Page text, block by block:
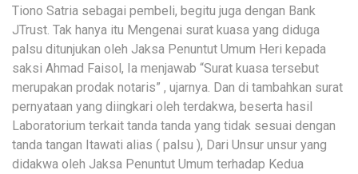
Tiono Satria sebagai pembeli, begitu juga dengan Bank
JTrust. Tak hanya itu Mengenai surat kuasa yang diduga
palsu ditunjukan oleh Jaksa Penuntut Umum Heri kepada
saksi Ahmad Faisol, Ia menjawab “Surat kuasa tersebut
merupakan prodak notaris” , ujarnya. Dan di tambahkan surat
pernyataan yang diingkari oleh terdakwa, beserta hasil
Laboratorium terkait tanda tanda yang tidak sesuai dengan
tanda tangan Itawati alias ( palsu ), Dari Unsur unsur yang
didakwa oleh Jaksa Penuntut Umum terhadap Kedua